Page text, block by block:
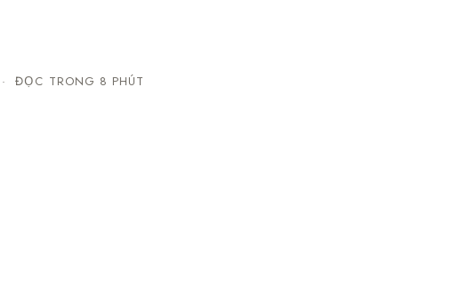
· ĐỌC TRONG 8 PHÚT